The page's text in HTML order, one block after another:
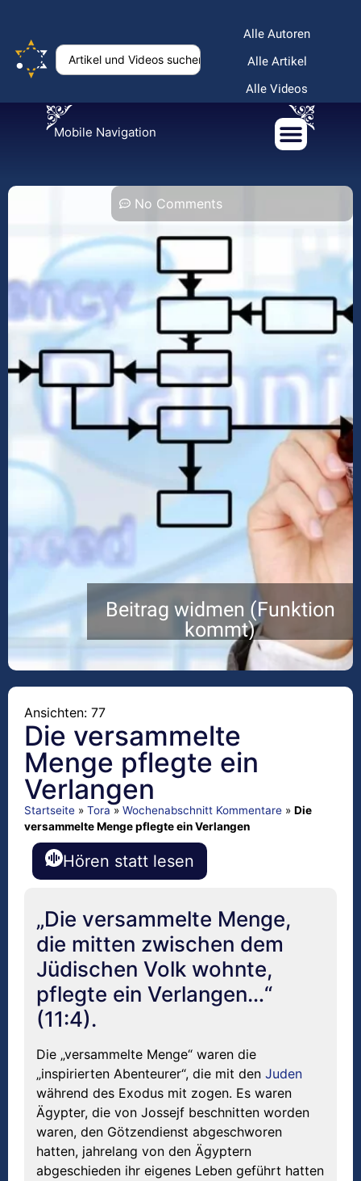
Alle Autoren
Alle Artikel
Alle Videos
Mobile Navigation
No Comments
Beitrag widmen (Funktion
kommt)
Ansichten: 77
Die versammelte
Menge pflegte ein
Verlangen
Startseite » Tora » Wochenabschnitt Kommentare » Die
versammelte Menge pflegte ein Verlangen
Hören statt lesen
„Die versammelte Menge,
die mitten zwischen dem
Jüdischen Volk wohnte,
pflegte ein Verlangen…“
(11:4).
Die „versammelte Menge“ waren die
„inspirierten Abenteurer“, die mit den Juden
während des Exodus mit zogen. Es waren
Ägypter, die von Jossejf beschnitten worden
waren, den Götzendienst abgeschworen
hatten, jahrelang von den Ägyptern
abgeschieden ihr eigenes Leben geführt hatten